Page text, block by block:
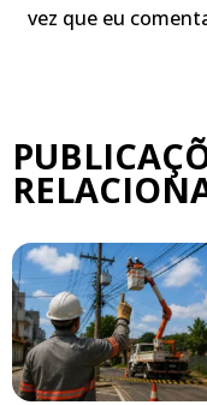
vez que eu